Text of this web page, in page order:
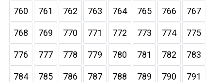
760 761 762 763 764 765 766 767
768 769 770 771 772 773 774 775
776 777 778 779 780 781 782 783
784 785 786 787 788 789 790 791